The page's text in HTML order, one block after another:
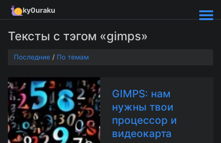
ky0uraku
Тексты с тэгом «gimps»
Последние / По темам
GIMPS: нам
нужны твои
процессор и
видеокарта